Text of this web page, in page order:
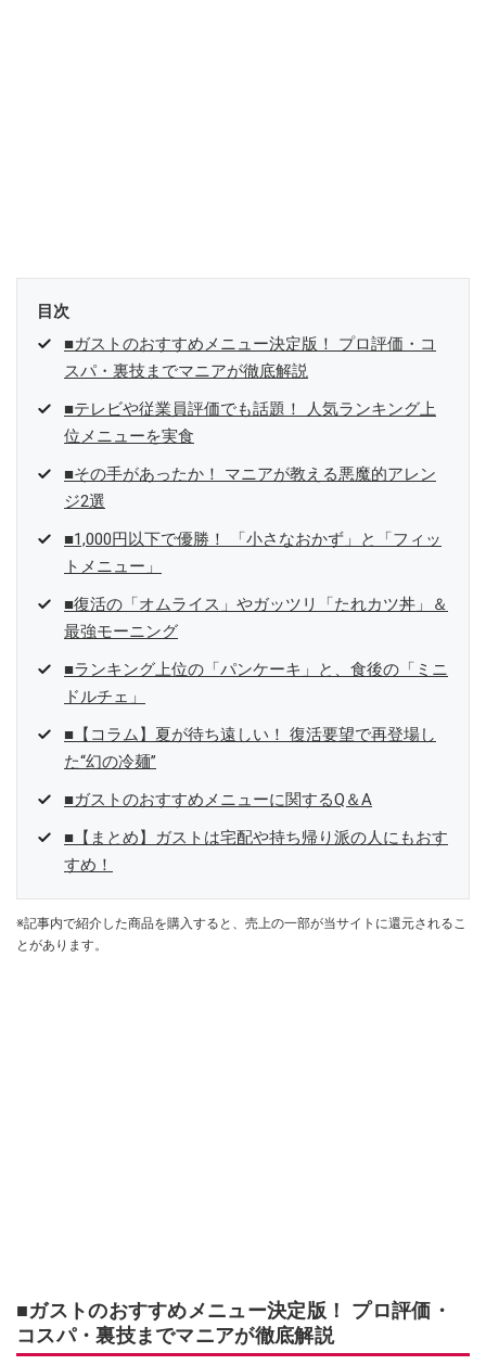
目次
■ガストのおすすめメニュー決定版！ プロ評価・コ
スパ・裏技までマニアが徹底解説
■テレビや従業員評価でも話題！ 人気ランキング上
位メニューを実食
■その手があったか！ マニアが教える悪魔的アレン
ジ2選
■1,000円以下で優勝！ 「小さなおかず」と「フィッ
トメニュー」
■復活の「オムライス」やガッツリ「たれカツ丼」＆
最強モーニング
■ランキング上位の「パンケーキ」と、食後の「ミニ
ドルチェ」
■【コラム】夏が待ち遠しい！ 復活要望で再登場し
た“幻の冷麺”
■ガストのおすすめメニューに関するQ＆A
■【まとめ】ガストは宅配や持ち帰り派の人にもおす
すめ！
※記事内で紹介した商品を購入すると、売上の一部が当サイトに還元されるこ
とがあります。
■ガストのおすすめメニュー決定版！ プロ評価・
コスパ・裏技までマニアが徹底解説